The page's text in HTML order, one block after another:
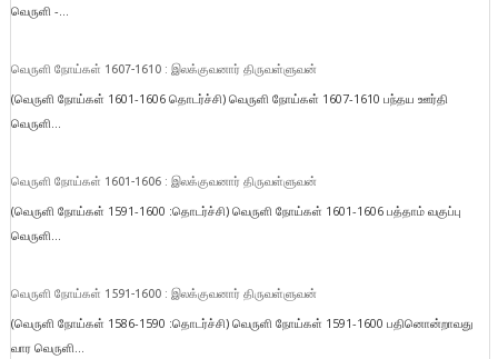
வெருளி -...
வெருளி நோய்கள் 1607-1610 : இலக்குவனார் திருவள்ளுவன்
(வெருளி நோய்கள் 1601-1606 தொடர்ச்சி) வெருளி நோய்கள் 1607-1610 பந்தய ஊர்தி
வெருளி...
வெருளி நோய்கள் 1601-1606 : இலக்குவனார் திருவள்ளுவன்
(வெருளி நோய்கள் 1591-1600 :தொடர்ச்சி) வெருளி நோய்கள் 1601-1606 பத்தாம் வகுப்பு
வெருளி...
வெருளி நோய்கள் 1591-1600 : இலக்குவனார் திருவள்ளுவன்
(வெருளி நோய்கள் 1586-1590 :தொடர்ச்சி) வெருளி நோய்கள் 1591-1600 பதினொன்றாவது
வார வெருளி...